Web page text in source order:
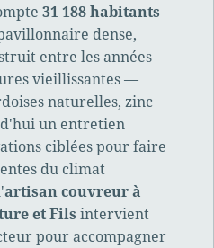
31 188 habitants
dense,
entre les années
vieillissantes —
naturelles, zinc
un entretien
ciblées pour faire
du climat
artisan couvreur à
et Fils intervient
pour accompagner